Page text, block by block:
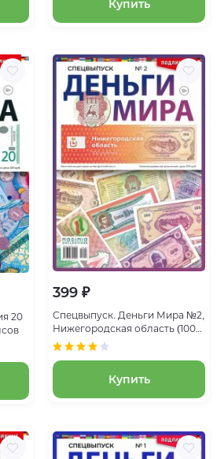
Купить
20
399 ₽
Спецвыпуск. Деньги Мира №2,
Нижегородская область (100
рублей)
Купить